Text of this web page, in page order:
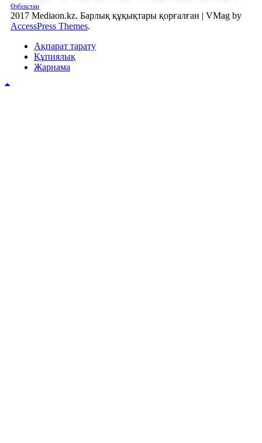
Өзбекстан
2017 Mediaon.kz. Барлық құқықтары қорғалған | VMag by
AccessPress Themes.
Ақпарат тарату
Құпиялық
Жарнама